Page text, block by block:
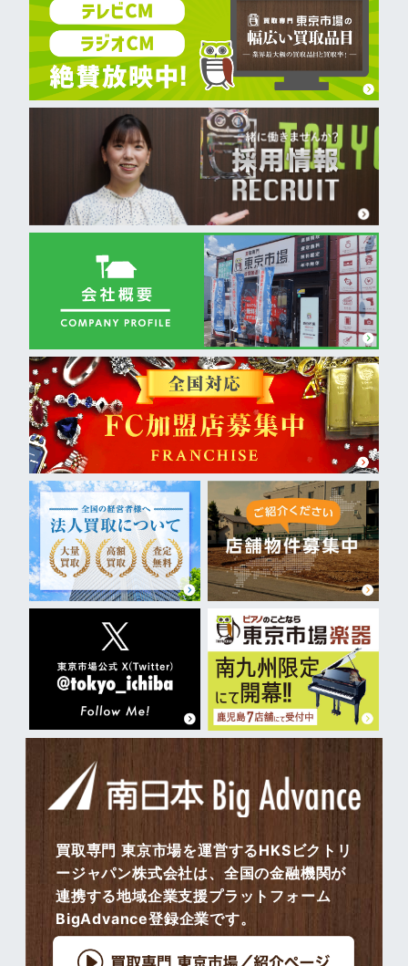
買取専門 東京市場を運営するHKSビクトリ
ージャパン株式会社は、全国の金融機関が
連携する地域企業支援プラットフォーム
BigAdvance登録企業です。